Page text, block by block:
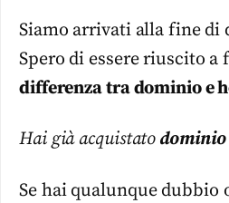
Siamo arrivati alla fine di
Spero di essere riuscito a
differenza tra dominio e
Hai già acquistato dominio
Se hai qualunque dubbio